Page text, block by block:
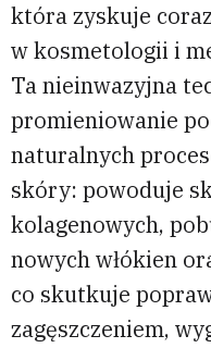
która zyskuje
w kosmetologii i
Ta nieinwazyjna
promieniowanie
naturalnych
skóry: powoduje
kolagenowych,
nowych włókien
co skutkuje
zagęszczeniem,